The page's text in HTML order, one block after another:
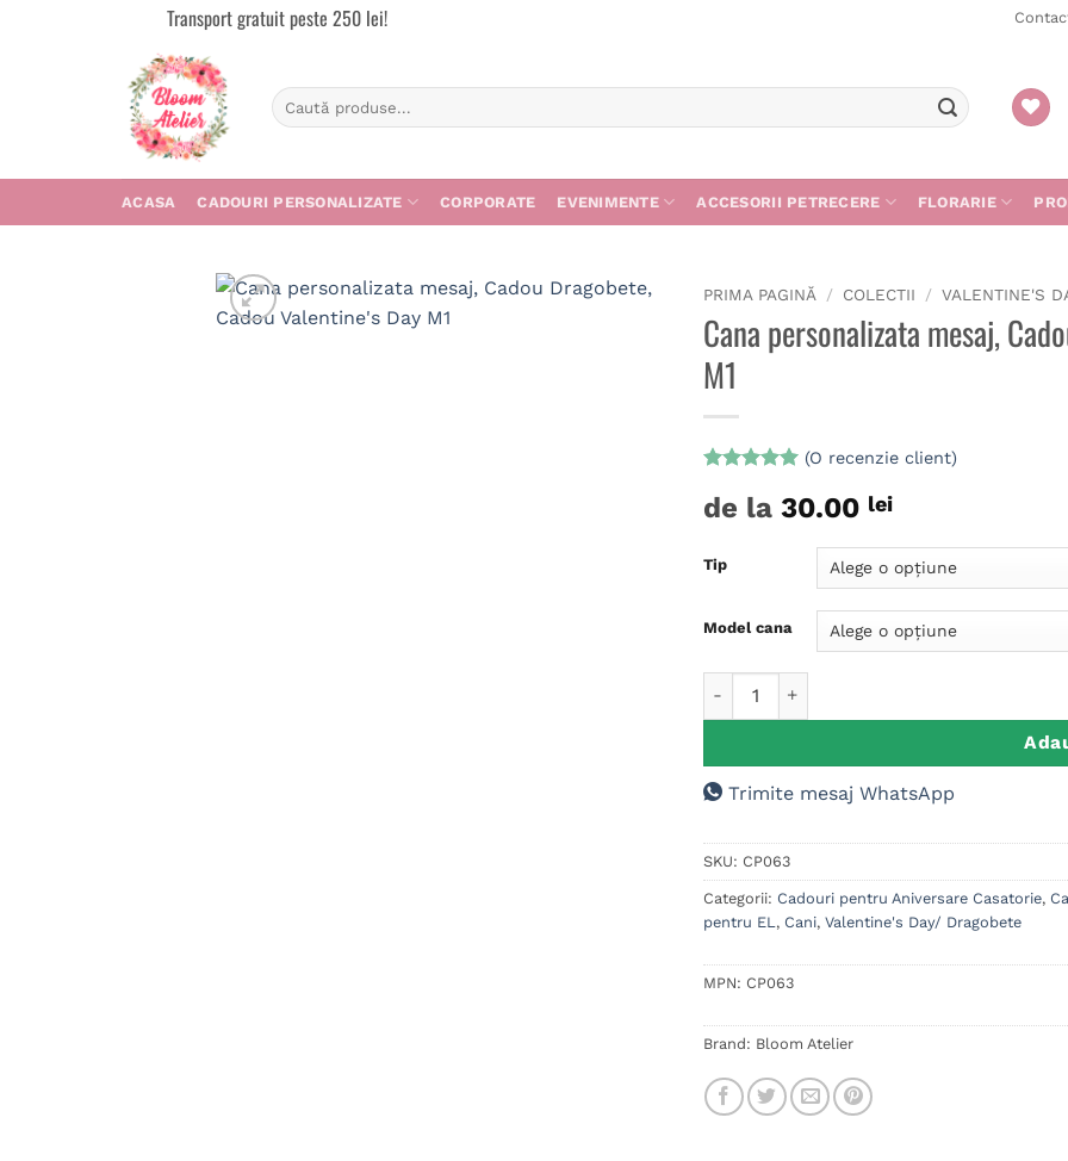
Transport gratuit peste 250 lei!
Caută
după:
ACASA CADOURI PERSONALIZATE CORPORATE EVENIMENTE ACCESORII PETRECERE FLORARIE
PRIMA PAGINĂ / COLECTII / VALENTINE'S
Cana personalizata mesaj,
M1
5din 5 pe
baza unei
evaluări
(O recenzie client)
de la 30.00 lei
Tip
Model cana
Trimite mesaj WhatsApp
SKU: CP063
Categorii: Cadouri pentru Aniversare Casatorie,
pentru EL , Cani, Valentine's Day/ Dragobete
MPN: CP063
Brand: Bloom Atelier